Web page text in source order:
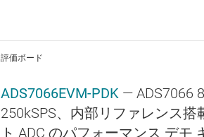
評価ボード
ADS7066EVM-PDK — ADS7066
250kSPS、内部リファレンス搭
ト ADC のパフォーマンス デモ